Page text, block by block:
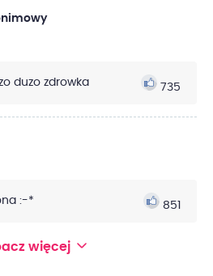
duzo zdrowka 735
:-* 851
więcej